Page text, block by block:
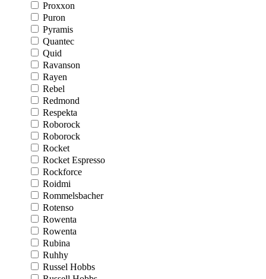
Proxxon
Puron
Pyramis
Quantec
Quid
Ravanson
Rayen
Rebel
Redmond
Respekta
Roborock
Roborock
Rocket
Rocket Espresso
Rockforce
Roidmi
Rommelsbacher
Rotenso
Rowenta
Rowenta
Rubina
Ruhhy
Russel Hobbs